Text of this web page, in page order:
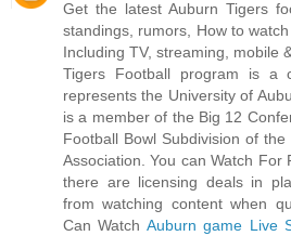
Get the latest Auburn Tigers
standings, rumors, How to
Including TV, streaming, mobile
Tigers Football program is a
represents the University of
is a member of the Big 12
Football Bowl Subdivision of
Association. You can Watch For
there are licensing deals in
from watching content when
Can Watch Auburn game Live